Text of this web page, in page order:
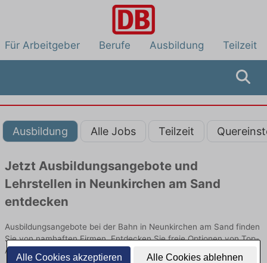
Alle Cookies akzeptieren Alle Cookies ablehnen
Für Arbeitgeber Berufe Ausbildung Teilzeit
Ausbildung Alle Jobs Teilzeit
Jetzt Ausbildungsangebote und
Lehrstellen in Neunkirchen am Sand
entdecken
Ausbildungsangebote bei der Bahn in Neunkirchen am Sand finden
Sie von namhaften Firmen. Entdecken Sie freie Optionen von Top-
Arbeitgebern und bewerben Sie sich noch heute.